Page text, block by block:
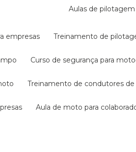
aulas de
empresas treinamento de
curso de segurança para
treinamento de condutores
aula de moto para